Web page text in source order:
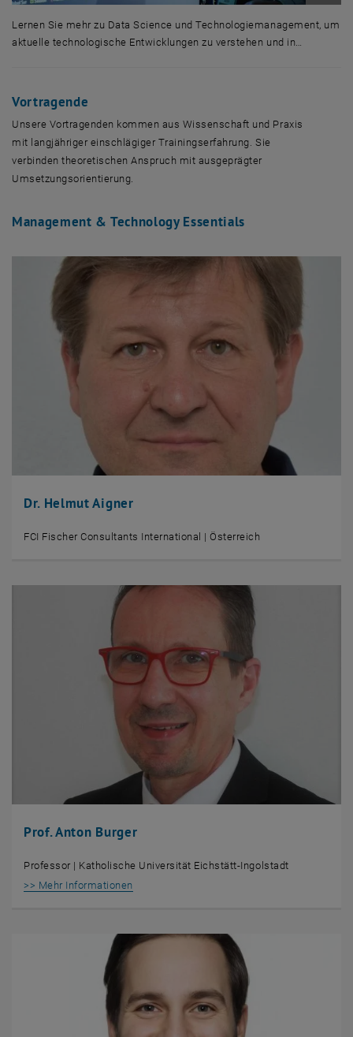
Lernen Sie mehr zu Data Science und Technologiemanagement, um
aktuelle technologische Entwicklungen zu verstehen und in…
Vortragende
Unsere Vortragenden kommen aus Wissenschaft und Praxis
mit langjähriger einschlägiger Trainingserfahrung. Sie
verbinden theoretischen Anspruch mit ausgeprägter
Umsetzungsorientierung.
Management & Technology Essentials
Dr. Helmut Aigner
FCI Fischer Consultants International | Österreich
Prof. Anton Burger
Professor | Katholische Universität Eichstätt-Ingolstadt
>> Mehr Informationen